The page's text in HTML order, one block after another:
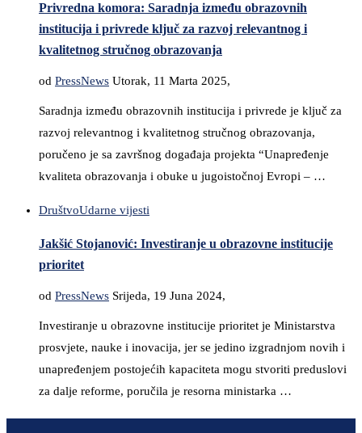
Privredna komora: Saradnja između obrazovnih
institucija i privrede ključ za razvoj relevantnog i
kvalitetnog stručnog obrazovanja
od PressNews Utorak, 11 Marta 2025,
Saradnja između obrazovnih institucija i privrede je ključ za
razvoj relevantnog i kvalitetnog stručnog obrazovanja,
poručeno je sa završnog događaja projekta “Unapređenje
kvaliteta obrazovanja i obuke u jugoistočnoj Evropi – …
DruštvoUdarne vijesti
Jakšić Stojanović: Investiranje u obrazovne institucije
prioritet
od PressNews Srijeda, 19 Juna 2024,
Investiranje u obrazovne institucije prioritet je Ministarstva
prosvjete, nauke i inovacija, jer se jedino izgradnjom novih i
unapređenjem postojećih kapaciteta mogu stvoriti preduslovi
za dalje reforme, poručila je resorna ministarka …